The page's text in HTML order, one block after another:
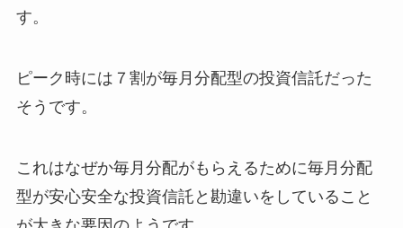
す。
ピーク時には７割が毎月分配型の投資信託だった
そうです。
これはなぜか毎月分配がもらえるために毎月分配
型が安心安全な投資信託と勘違いをしていること